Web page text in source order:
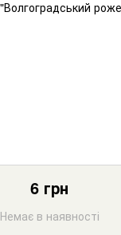
6 грн
Немає в наявності